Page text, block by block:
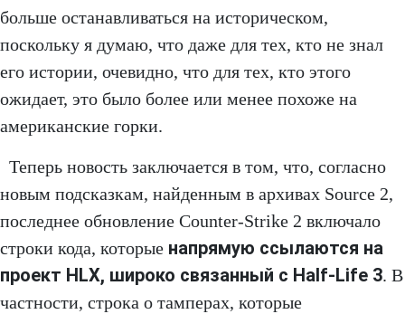
больше останавливаться на историческом,
поскольку я думаю, что даже для тех, кто не знал
его истории, очевидно, что для тех, кто этого
ожидает, это было более или менее похоже на
американские горки.
Теперь новость заключается в том, что, согласно
новым подсказкам, найденным в архивах Source 2,
последнее обновление Counter-Strike 2 включало
строки кода, которые напрямую ссылаются на
проект HLX, широко связанный с Half-Life 3. В
частности, строка о тамперах, которые